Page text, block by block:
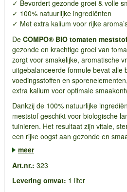
✓ Bevordert gezonde groei & volle
✓ 100% natuurlijke ingrediënten
✓ Met extra kalium voor rijke
De COMPO® BIO tomaten
gezonde en krachtige groei van
zorgt voor smakelijke, aromatische
uitgebalanceerde formule bevat alle
voedingsstoffen en
extra kalium voor optimale
Dankzij de 100% natuurlijke
meststof geschikt voor biologische
tuinieren. Het resultaat zijn vitale,
een rijke oogst aan gezonde en
meer
Art.nr.: 323
Levering omvat: 1 liter